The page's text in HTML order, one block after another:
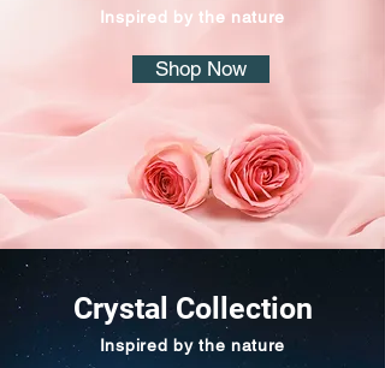
Inspired by the nature
Shop Now
Crystal Collection
Inspired by the nature